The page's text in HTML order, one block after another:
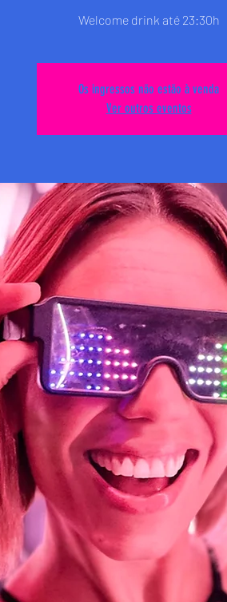
Welcome drink até 23:30h
Os ingressos não estão à venda
Ver outros eventos